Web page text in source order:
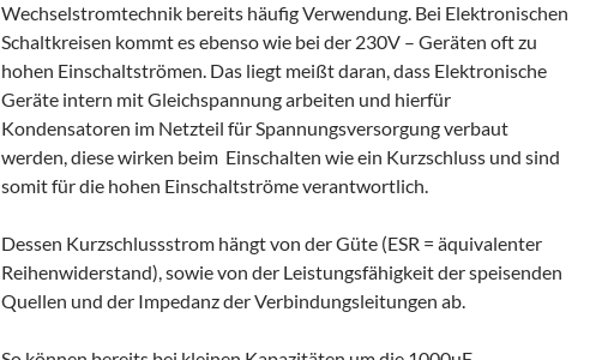
Wechselstromtechnik bereits häufig Verwendung. Bei Elektronischen
Schaltkreisen kommt es ebenso wie bei der 230V – Geräten oft zu
hohen Einschaltströmen. Das liegt meißt daran, dass Elektronische
Geräte intern mit Gleichspannung arbeiten und hierfür
Kondensatoren im Netzteil für Spannungsversorgung verbaut
werden, diese wirken beim Einschalten wie ein Kurzschluss und sind
somit für die hohen Einschaltströme verantwortlich.
Dessen Kurzschlussstrom hängt von der Güte (ESR = äquivalenter
Reihenwiderstand), sowie von der Leistungsfähigkeit der speisenden
Quellen und der Impedanz der Verbindungsleitungen ab.